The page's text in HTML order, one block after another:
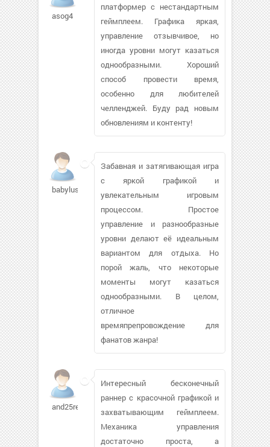
asog4
платформер с нестандартным
геймплеем. Графика яркая,
управление отзывчивое, но
иногда уровни могут казаться
однообразными. Хороший
способ провести время,
особенно для любителей
челленджей. Буду рад новым
обновлениям и контенту!
babylush
Забавная и затягивающая игра
с яркой графикой и
увлекательным игровым
процессом. Простое
управление и разнообразные
уровни делают её идеальным
вариантом для отдыха. Но
порой жаль, что некоторые
моменты могут казаться
однообразными. В целом,
отличное
времяпрепровождение для
фанатов жанра!
and25rey616
Интересный бесконечный
раннер с красочной графикой и
захватывающим геймплеем.
Механика управления
достаточно проста, а